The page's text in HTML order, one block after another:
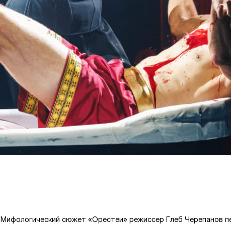
Мифологический сюжет «Орестеи» режиссер Глеб Черепанов